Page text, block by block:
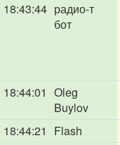
18:43:44 радио-т
бот
18:44:01 Oleg
Buylov
18:44:21 Flash